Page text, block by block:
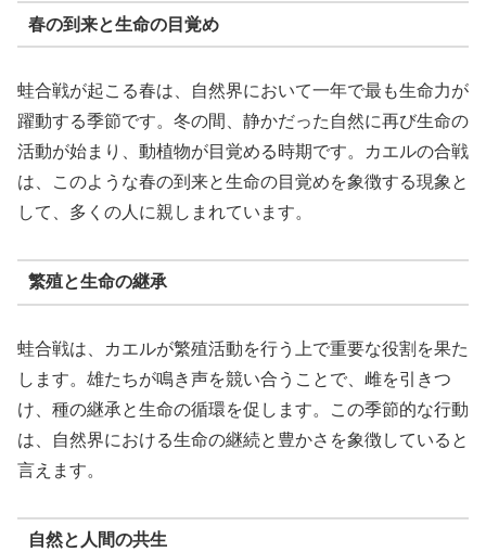
春の到来と生命の目覚め
蛙合戦が起こる春は、自然界において一年で最も生命力が
躍動する季節です。冬の間、静かだった自然に再び生命の
活動が始まり、動植物が目覚める時期です。カエルの合戦
は、このような春の到来と生命の目覚めを象徴する現象と
して、多くの人に親しまれています。
繁殖と生命の継承
蛙合戦は、カエルが繁殖活動を行う上で重要な役割を果た
します。雄たちが鳴き声を競い合うことで、雌を引きつ
け、種の継承と生命の循環を促します。この季節的な行動
は、自然界における生命の継続と豊かさを象徴していると
言えます。
自然と人間の共生